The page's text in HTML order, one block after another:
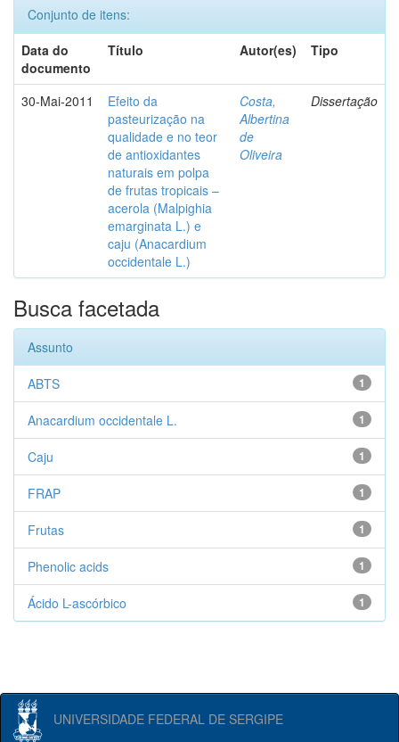
Conjunto de itens:
Data do
documento
Título Autor(es) Tipo
30-Mai-2011
Efeito da
pasteurização na
qualidade e no teor
de antioxidantes
naturais em polpa
de frutas tropicais –
acerola (Malpighia
emarginata L.) e
caju (Anacardium
occidentale L.)
Costa,
Albertina
de
Oliveira
Dissertação
Busca facetada
Assunto
1
ABTS
1
Anacardium occidentale L.
1
Caju
1
FRAP
1
Frutas
1
Phenolic acids
1
Ácido L-ascórbico
UNIVERSIDADE FEDERAL DE SERGIPE